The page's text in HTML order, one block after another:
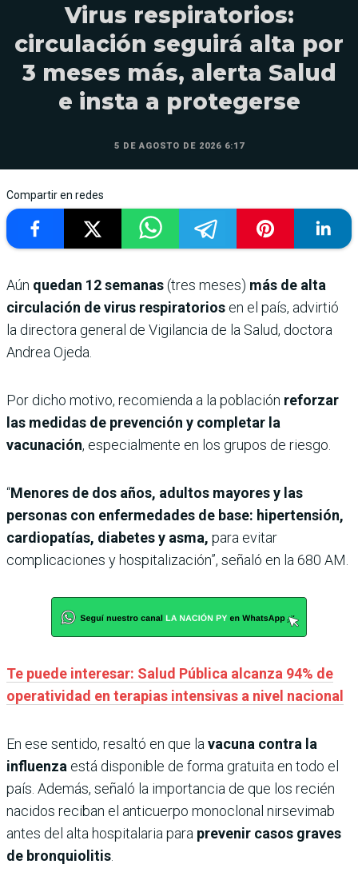
Virus respiratorios:
circulación seguirá alta por
3 meses más, alerta Salud
e insta a protegerse
5 DE AGOSTO DE 2026 6:17
Compartir en redes
Aún quedan 12 semanas(tres meses) más de alta
circulación de virus respiratorios en el país, advirtió
la directora general de Vigilancia de la Salud, doctora
Andrea Ojeda.
Por dicho motivo, recomienda a la población reforzar
las medidas de prevención y completar la
vacunación, especialmente en los grupos de riesgo.
“Menores de dos años, adultos mayores y las
personas con enfermedades de base: hipertensión,
cardiopatías, diabetes y asma, para evitar
complicaciones y hospitalización”, señaló en la 680 AM.
Te puede interesar: Salud Pública alcanza 94% de
operatividad en terapias intensivas a nivel nacional
En ese sentido, resaltó en que la vacuna contra la
influenza está disponible de forma gratuita en todo el
país. Además, señaló la importancia de que los recién
nacidos reciban el anticuerpo monoclonal nirsevimab
antes del alta hospitalaria para prevenir casos graves
de bronquiolitis